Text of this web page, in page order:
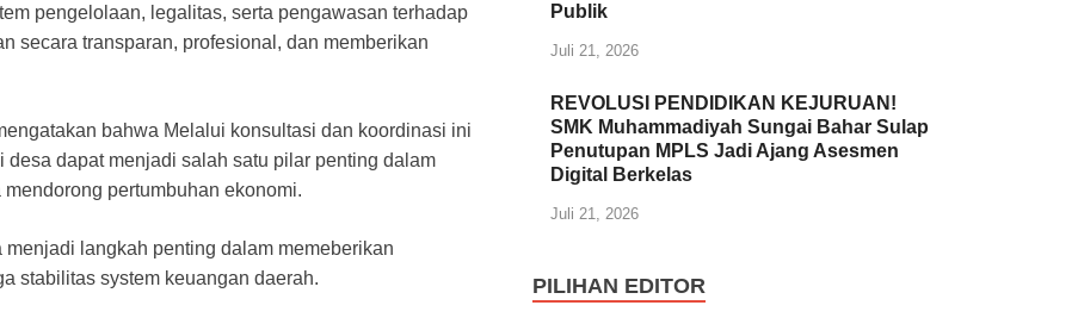
pengelolaan, legalitas, serta pengawasan terhadap
secara transparan, profesional, dan memberikan
bahwa Melalui konsultasi dan koordinasi ini
dapat menjadi salah satu pilar penting dalam
pertumbuhan ekonomi.
langkah penting dalam memeberikan
stabilitas system keuangan daerah.
Publik
Juli 21, 2026
REVOLUSI PENDIDIKAN KEJURUAN!
SMK Muhammadiyah Sungai Bahar Sulap
Penutupan MPLS Jadi Ajang Asesmen
Digital Berkelas
Juli 21, 2026
PILIHAN EDITOR